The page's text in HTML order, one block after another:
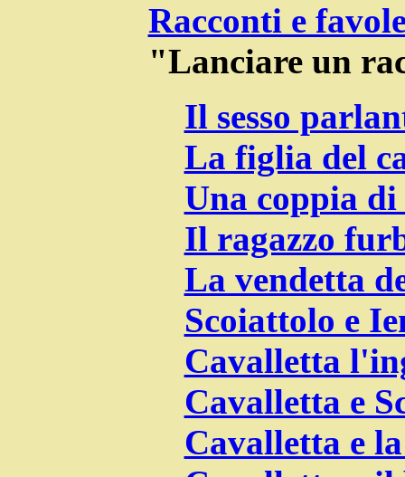
Racconti e
"Lanciare un
Il sesso
La figlia del
Una coppia
Il ragazzo
La vendetta
Scoiattolo e
Cavalletta
Cavalletta e
Cavalletta e